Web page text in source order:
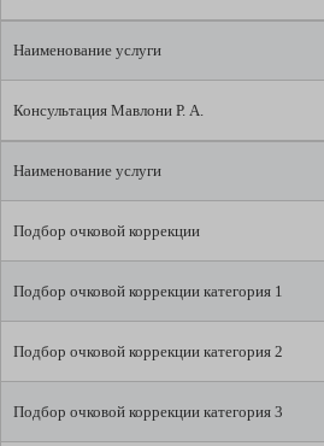
Наименование услуги
Консультация Мавлони Р. А.
Наименование услуги
Подбор очковой коррекции
Подбор очковой коррекции категория 1
Подбор очковой коррекции категория 2
Подбор очковой коррекции категория 3